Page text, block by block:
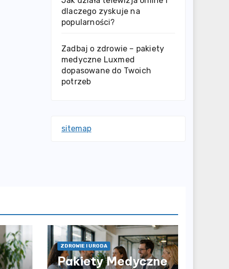
dlaczego zyskuje na
popularności?
Zadbaj o zdrowie – pakiety
medyczne Luxmed
dopasowane do Twoich
potrzeb
sitemap
ZDROWIE I URODA
Pakiety Medyczne